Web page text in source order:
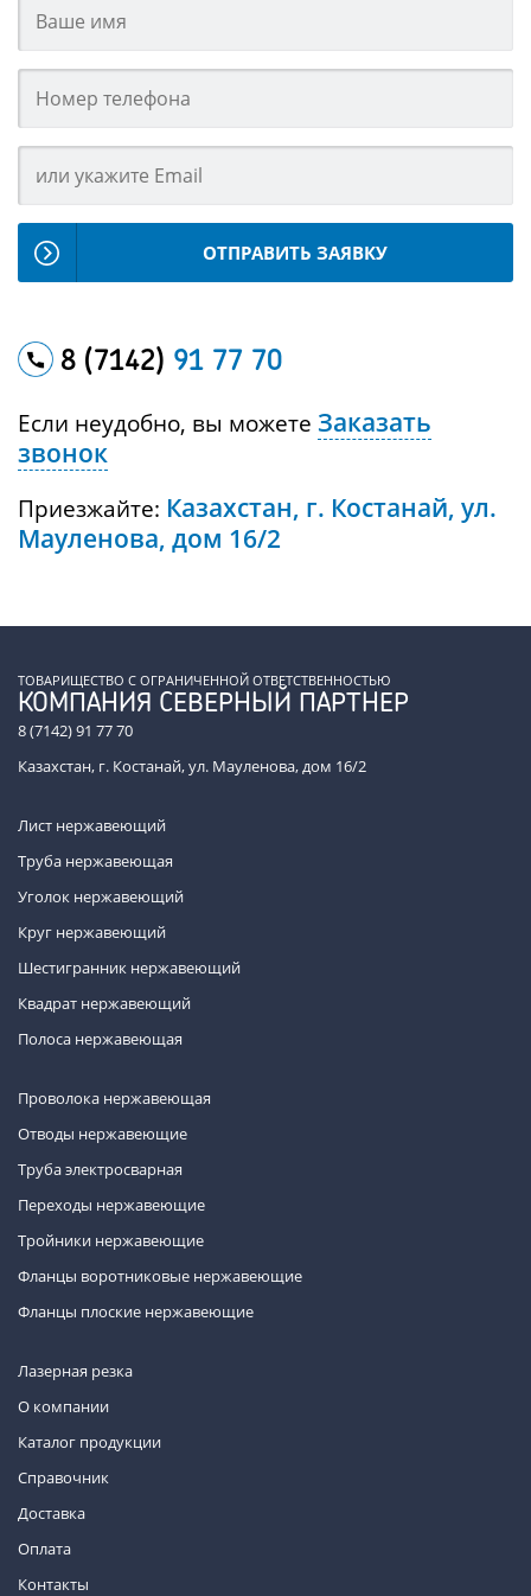
ОТПРАВИТЬ ЗАЯВКУ
8 (7142) 91 77 70
Если неудобно, вы можете Заказать
звонок
Приезжайте: Казахстан, г. Костанай, ул.
Мауленова, дом 16/2
ТОВАРИЩЕСТВО С ОГРАНИЧЕННОЙ ОТВЕТСТВЕННОСТЬЮ
КОМПАНИЯ СЕВЕРНЫЙ ПАРТНЕР
8 (7142) 91 77 70
Казахстан, г. Костанай, ул. Мауленова, дом 16/2
Лист нержавеющий
Труба нержавеющая
Уголок нержавеющий
Круг нержавеющий
Шестигранник нержавеющий
Квадрат нержавеющий
Полоса нержавеющая
Проволока нержавеющая
Отводы нержавеющие
Труба электросварная
Переходы нержавеющие
Тройники нержавеющие
Фланцы воротниковые нержавеющие
Фланцы плоские нержавеющие
Лазерная резка
О компании
Каталог продукции
Справочник
Доставка
Оплата
Контакты